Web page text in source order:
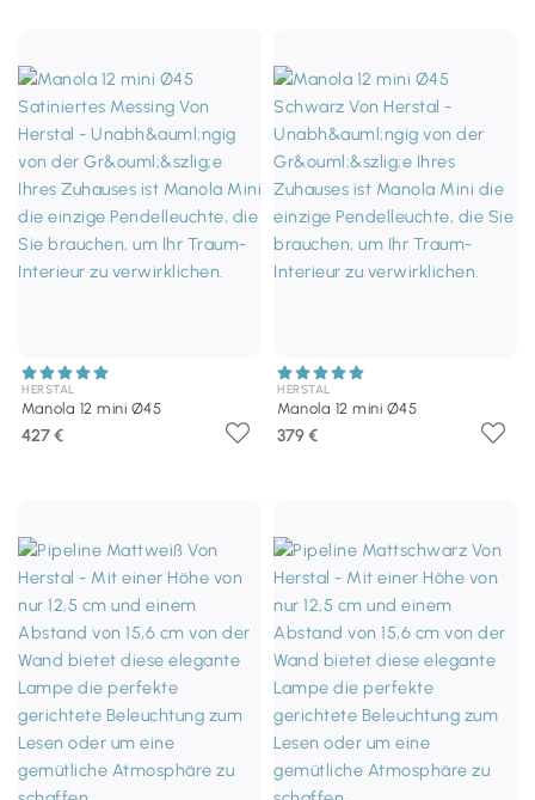
HERSTAL
Manola 12 mini Ø45
427 €
HERSTAL
Manola 12 mini Ø45
379 €